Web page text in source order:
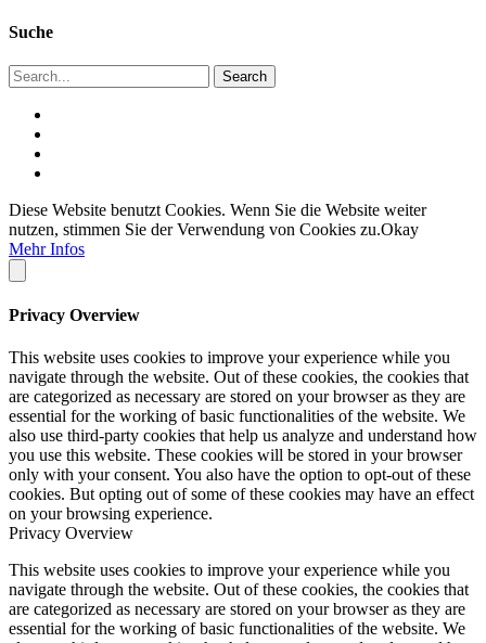
Suche
Diese Website benutzt Cookies. Wenn Sie die Website weiter
nutzen, stimmen Sie der Verwendung von Cookies zu.Okay
Mehr Infos
Privacy Overview
This website uses cookies to improve your experience while you
navigate through the website. Out of these cookies, the cookies that
are categorized as necessary are stored on your browser as they are
essential for the working of basic functionalities of the website. We
also use third-party cookies that help us analyze and understand how
you use this website. These cookies will be stored in your browser
only with your consent. You also have the option to opt-out of these
cookies. But opting out of some of these cookies may have an effect
on your browsing experience.
Privacy Overview
This website uses cookies to improve your experience while you
navigate through the website. Out of these cookies, the cookies that
are categorized as necessary are stored on your browser as they are
essential for the working of basic functionalities of the website. We